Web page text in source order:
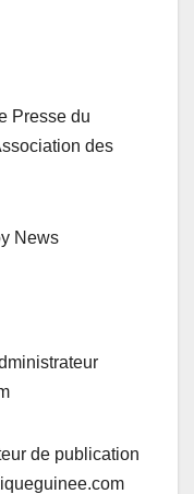
Presse du
des
News
de publication